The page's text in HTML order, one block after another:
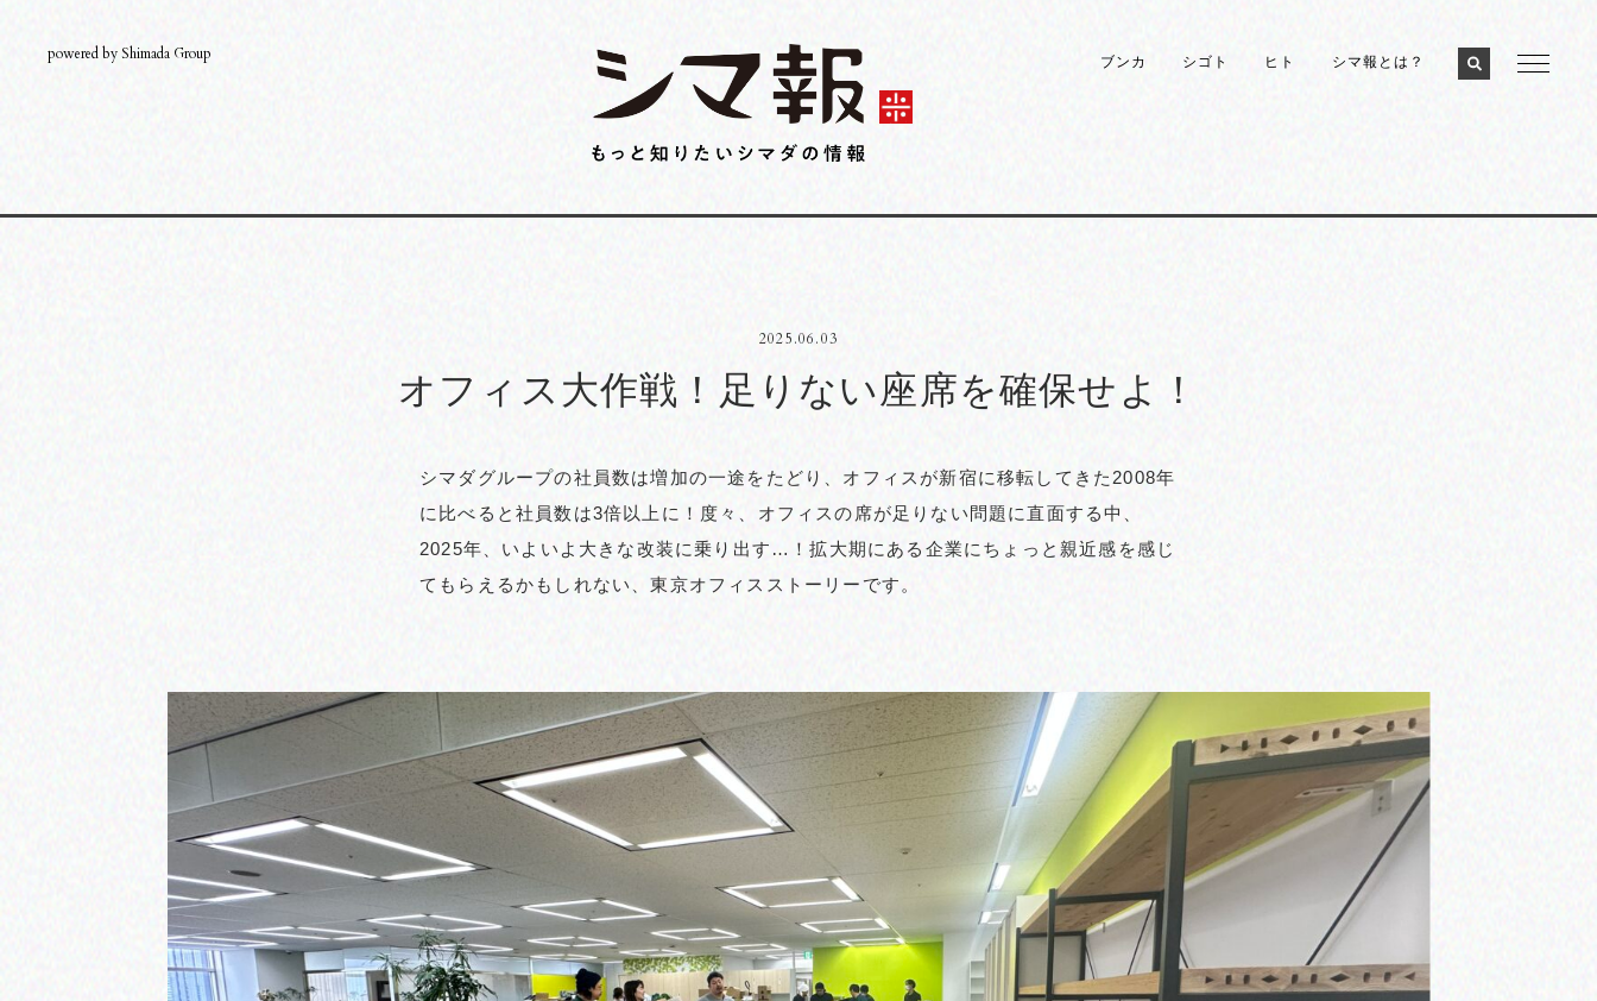
powered byShimada Group ブンカ シゴト ヒト シマ報とは？
2025.06.03
オフィス大作戦！足りない座席を確保せよ！
シマダグループの社員数は増加の一途をたどり、オフィスが新宿に移転してきた2008年
に比べると社員数は3倍以上に！度々、オフィスの席が足りない問題に直面する中、
2025年、いよいよ大きな改装に乗り出す…！拡大期にある企業にちょっと親近感を感じ
てもらえるかもしれない、東京オフィスストーリーです。